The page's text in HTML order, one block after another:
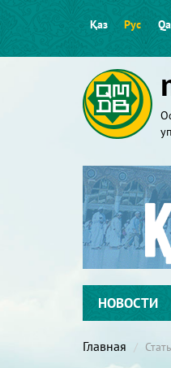
Қаз Рус
НОВОСТИ
Главная